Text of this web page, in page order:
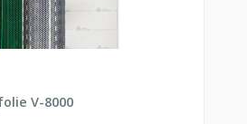
V-8000